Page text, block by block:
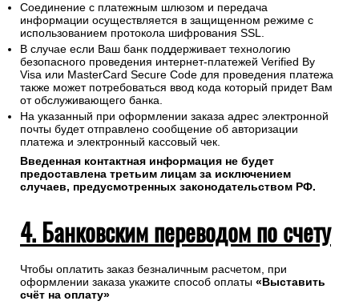
Соединение с платежным шлюзом и передача
информации осуществляется в защищенном режиме с
использованием протокола шифрования SSL.
В случае если Ваш банк поддерживает технологию
безопасного проведения интернет-платежей Verified By
Visa или MasterCard Secure Code для проведения платежа
также может потребоваться ввод кода который придет Вам
от обслуживающего банка.
На указанный при оформлении заказа адрес электронной
почты будет отправлено сообщение об авторизации
платежа и электронный кассовый чек.
Введенная контактная информация не будет
предоставлена третьим лицам за исключением
случаев, предусмотренных законодательством РФ.
4. Банковским переводом по счету
Чтобы оплатить заказ безналичным расчетом, при
оформлении заказа укажите способ оплаты «Выставить
счёт на оплату»